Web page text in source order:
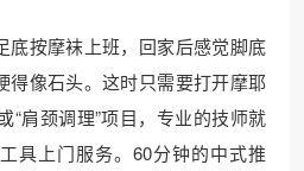
底按摩袜上班，回家后感觉脚底
得像石头。这时只需要打开摩耶
“肩颈调理”项目，专业的技师就
具上门服务。60分钟的中式推